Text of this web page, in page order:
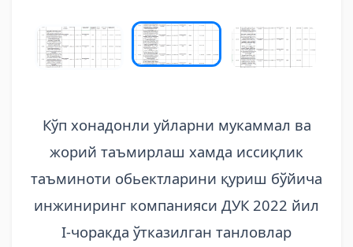
Кўп хонадонли уйларни мукаммал ва
жорий таъмирлаш хамда иссиқлик
таъминоти обьектларини қуриш бўйича
инжиниринг компанияси ДУК 2022 йил
I-чоракда ўтказилган танловлар